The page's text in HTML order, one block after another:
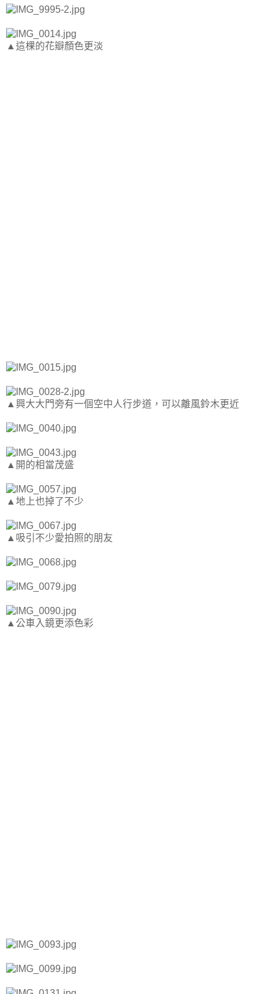
▲這棵的花瓣顏色更淡
▲興大大門旁有一個空中人行步道，可以離風鈴木更近
▲開的相當茂盛
▲地上也掉了不少
▲吸引不少愛拍照的朋友
▲公車入鏡更添色彩